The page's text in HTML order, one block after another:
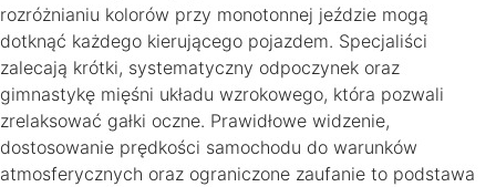
rozróżnianiu kolorów przy monotonnej jeździe mogą
dotknąć każdego kierującego pojazdem. Specjaliści
zalecają krótki, systematyczny odpoczynek oraz
gimnastykę mięśni układu wzrokowego, która pozwali
zrelaksować gałki oczne. Prawidłowe widzenie,
dostosowanie prędkości samochodu do warunków
atmosferycznych oraz ograniczone zaufanie to podstawa